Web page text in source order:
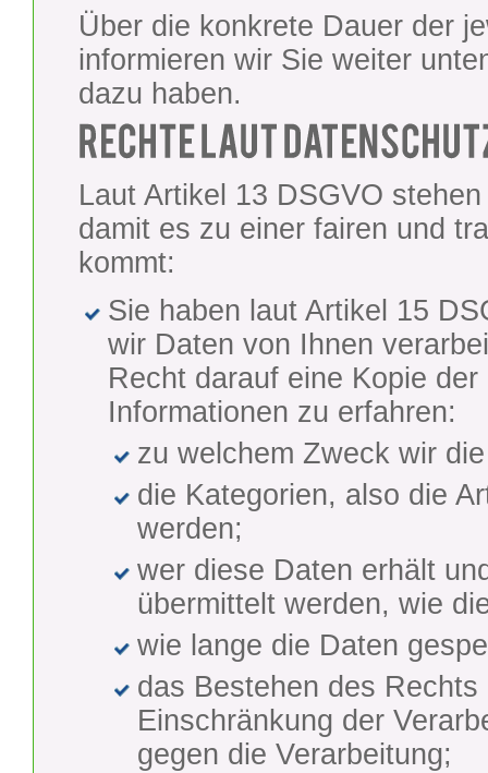
Über die konkrete Dauer der
informieren wir Sie weiter
dazu haben.
Laut Artikel 13 DSGVO
damit es zu einer fairen und
kommt:
Sie haben laut Artikel 15
wir Daten von Ihnen
Recht darauf eine Kopie
Informationen zu erfahren:
zu welchem Zweck wir
die Kategorien, also die
werden;
wer diese Daten erhält
übermittelt werden, wie
wie lange die Daten
das Bestehen des
Einschränkung der
gegen die Verarbeitung;